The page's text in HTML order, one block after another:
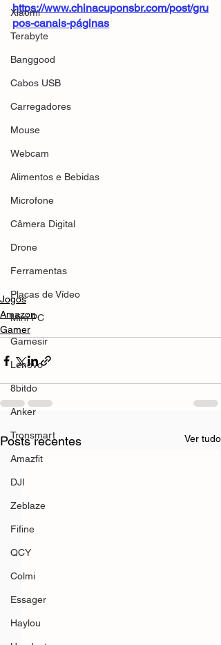
Xiaomi
Terabyte
Banggood
Cabos USB
Carregadores
Mouse
Webcam
Alimentos e Bebidas
Microfone
Câmera Digital
Drone
Ferramentas
Placas de Vídeo
Mini PC
Gamesir
Lenovo
8bitdo
Anker
Tronsmart
Amazfit
DJI
Zeblaze
Fifine
QCY
Colmi
Essager
Haylou
https://www.chinacuponsbr.com/post/gru
pos-canais-páginas
Jogos
Amazon
Gamer
Posts recentes Ver tudo